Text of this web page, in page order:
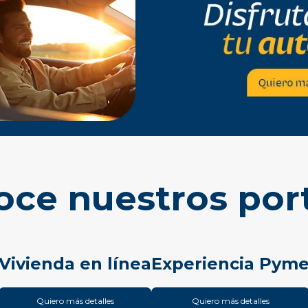
nuestros
en línea
Quiero más detalles
Experiencia
Quiero más detalles